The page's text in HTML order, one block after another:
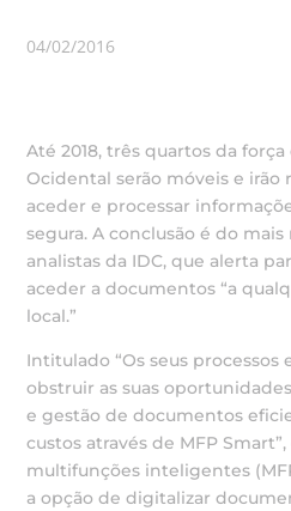
04/02/2016
Até 2018, três quartos da
Ocidental serão móveis e irão
aceder e processar
segura. A conclusão é do
analistas da IDC, que alerta
aceder a documentos “a
local.”
Intitulado “Os seus processos
obstruir as suas
e gestão de documentos
custos através de MFP
multifunções inteligentes
a opção de digitalizar